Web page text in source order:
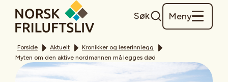
Søk Meny
Forside Aktuelt
Kronikker og leserinnlegg
Myten om den aktive nordmannen må legges død